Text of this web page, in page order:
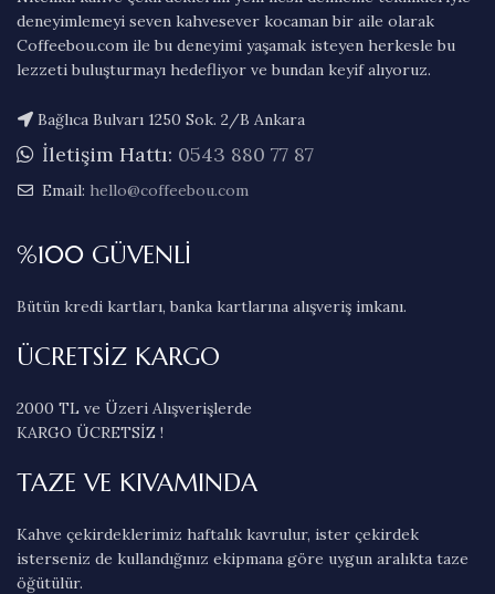
deneyimlemeyi seven kahvesever kocaman bir aile olarak
Coffeebou.com ile bu deneyimi yaşamak isteyen herkesle bu
lezzeti buluşturmayı hedefliyor ve bundan keyif alıyoruz.
Bağlıca Bulvarı 1250 Sok. 2/B Ankara
İletişim Hattı: 0543 880 77 87
Email: hello@coffeebou.com
%100 GÜVENLİ
Bütün kredi kartları, banka kartlarına alışveriş imkanı.
ÜCRETSİZ KARGO
2000 TL ve Üzeri Alışverişlerde
KARGO ÜCRETSİZ !
TAZE VE KIVAMINDA
Kahve çekirdeklerimiz haftalık kavrulur, ister çekirdek
isterseniz de kullandığınız ekipmana göre uygun aralıkta taze
öğütülür.